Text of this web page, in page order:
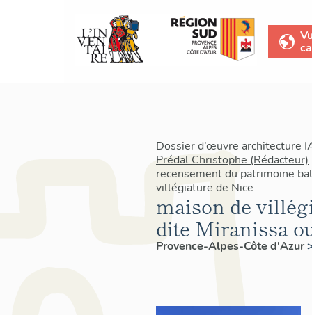
Dossier d’œuvre architecture
Prédal Christophe (Rédacteur)
recensement du patrimoine
villégiature de Nice
maison de
dite Miranissa
Provence-Alpes-Côte d'Azur